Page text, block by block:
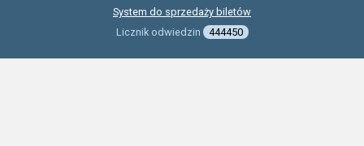
System do sprzedaży biletów
Licznik odwiedzin
444450